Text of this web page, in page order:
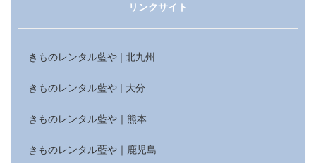
リンクサイト
きものレンタル藍や | 北九州
きものレンタル藍や | 大分
きものレンタル藍や｜熊本
きものレンタル藍や｜鹿児島